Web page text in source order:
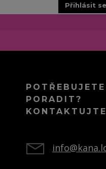
Přihlásit se
POTŘEBUJETE
PORADIT?